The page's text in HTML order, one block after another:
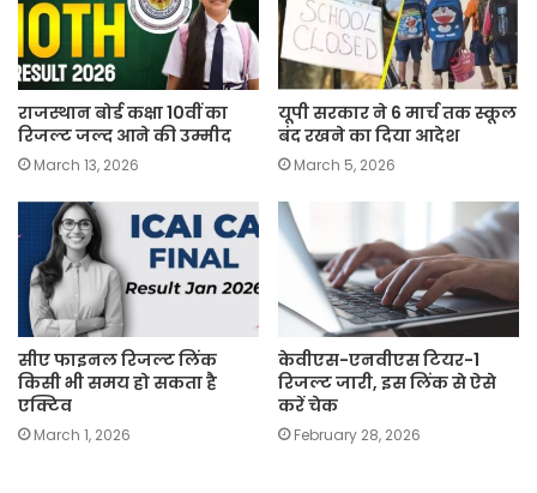
राजस्थान बोर्ड कक्षा 10वीं का
रिजल्ट जल्द आने की उम्मीद
March 13, 2026
यूपी सरकार ने 6 मार्च तक स्कूल
बंद रखने का दिया आदेश
March 5, 2026
सीए फाइनल रिजल्ट लिंक
किसी भी समय हो सकता है
एक्टिव
March 1, 2026
केवीएस-एनवीएस टियर-1
रिजल्ट जारी, इस लिंक से ऐसे
करें चेक
February 28, 2026